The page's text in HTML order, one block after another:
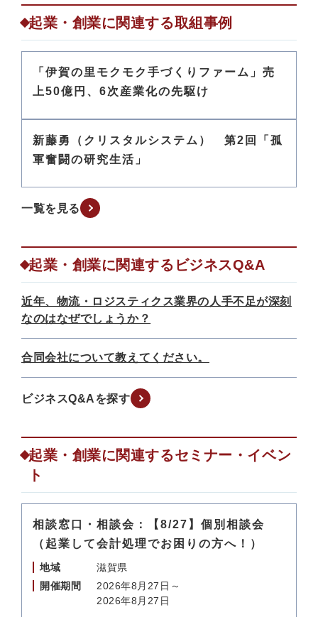
起業・創業に関連する取組事例
「伊賀の里モクモク手づくりファーム」売
上50億円、6次産業化の先駆け
新藤勇（クリスタルシステム） 第2回「孤
軍奮闘の研究生活」
一覧を見る
起業・創業に関連するビジネスQ&A
近年、物流・ロジスティクス業界の人手不足が深刻
なのはなぜでしょうか？
合同会社について教えてください。
ビジネスQ&Aを探す
起業・創業に関連するセミナー・イベン
ト
相談窓口・相談会：【8/27】個別相談会
（起業して会計処理でお困りの方へ！）
地域
滋賀県
開催期間
2026年8月27日～
2026年8月27日